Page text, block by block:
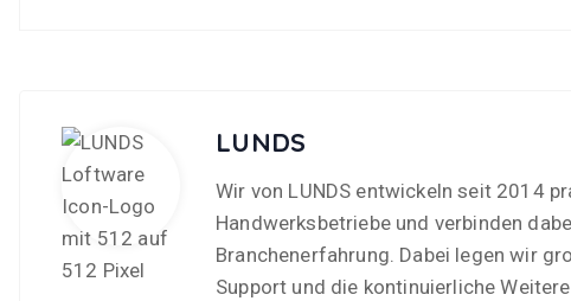
LUNDS
Wir von LUNDS entwickeln seit 2014
Handwerksbetriebe und verbinden
Branchenerfahrung. Dabei legen wir
Support und die kontinuierliche